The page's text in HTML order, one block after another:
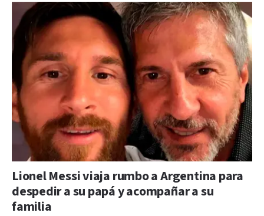
Lionel Messi viaja rumbo a Argentina para
despedir a su papá y acompañar a su
familia